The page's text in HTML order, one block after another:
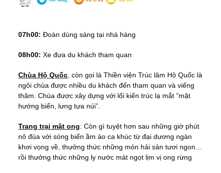
07h00: Đoàn dùng sáng tại nhà hàng
08h00: Xe đưa du khách tham quan
Chùa Hộ Quốc, còn gọi là Thiền viện Trúc lâm Hộ Quốc là
ngôi chùa được nhiều du khách đến tham quan và viếng
thăm. Chùa được xây dựng với lối kiến trúc lạ mắt ”mặt
hướng biển, lưng tựa núi”.
Trang trại mật ong: Còn gì tuyệt hơn sau những giờ phút
nô đùa với sóng biển ầm ào ca khúc từ đại dương ngàn
khơi vọng về, thưởng thức những món hải sản tươi ngon…
rồi thưởng thức những ly nước mát ngọt lịm vị ong rừng